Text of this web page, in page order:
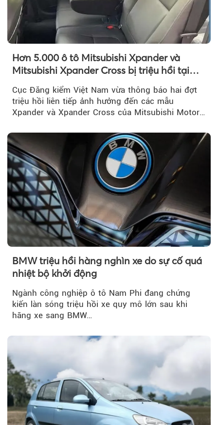
Hơn 5.000 ô tô Mitsubishi Xpander và
Mitsubishi Xpander Cross bị triệu hồi tại
Cục Đăng kiểm Việt Nam vừa thông báo hai đợt
triệu hồi liên tiếp ảnh hưởng đến các mẫu
Xpander và Xpander Cross của Mitsubishi Motor
BMW triệu hồi hàng nghìn xe do sự cố quá
nhiệt bộ khởi động
Ngành công nghiệp ô tô Nam Phi đang chứng
kiến làn sóng triệu hồi xe quy mô lớn sau khi
hãng xe sang BMW…